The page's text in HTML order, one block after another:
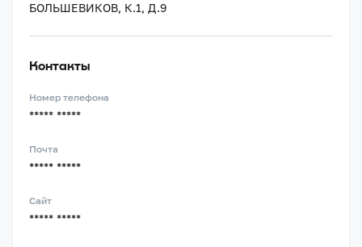
БОЛЬШЕВИКОВ, К.1, Д.9
Контакты
Номер телефона
***** *****
Почта
***** *****
Сайт
***** *****